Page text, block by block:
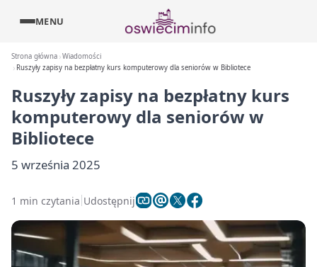
MENU
Strona główna Wiadomości
Ruszyły zapisy na bezpłatny kurs komputerowy dla seniorów w Bibliotece
Ruszyły zapisy na bezpłatny kurs
komputerowy dla seniorów w
Bibliotece
5 września 2025
1 min czytania Udostępnij